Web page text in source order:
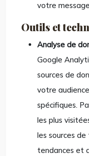
votre
Outils et
Analyse de
Google
sources de
votre
spécifiques.
les plus
les sources
tendances et